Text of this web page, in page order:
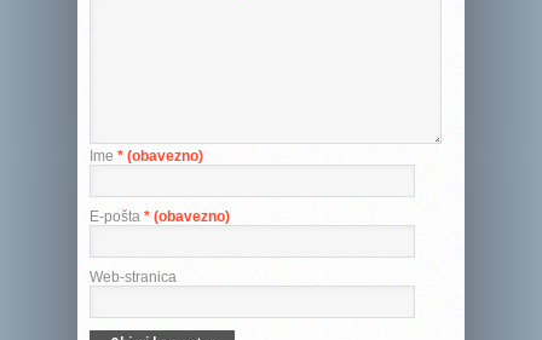
Ime * (obavezno)
E-pošta * (obavezno)
Web-stranica